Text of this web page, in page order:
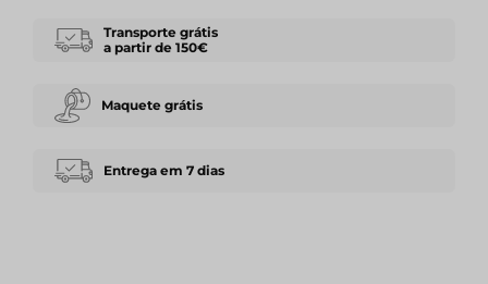
Transporte grátis
a partir de 150€
Maquete grátis
Entrega em 7 dias